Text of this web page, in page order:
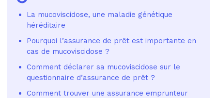
La mucoviscidose, une maladie génétique
héréditaire
Pourquoi l’assurance de prêt est importante en
cas de mucoviscidose ?
Comment déclarer sa mucoviscidose sur le
questionnaire d’assurance de prêt ?
Comment trouver une assurance emprunteur